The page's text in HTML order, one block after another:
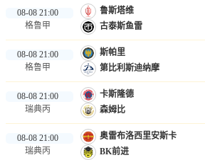
08-08 21:00
格鲁甲
鲁斯塔维
古泰斯鱼雷
08-08 21:00
格鲁甲
斯帕里
第比利斯迪纳摩
08-08 21:00
瑞典丙
卡斯隆德
森姆比
08-08 21:00
瑞典丙
奥雷布洛西里安斯卡
BK前进